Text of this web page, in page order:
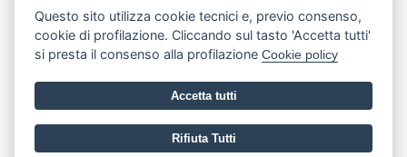
Via Duccio Galimberti, 50 - 12030 Manta CN
SDI W7YVJK9
P.IVA / CF 03255250049
© Studio B&B -Studio Associato Tecnico e Topografico 2026
Questo sito utilizza cookie tecnici e, previo consenso,
cookie di profilazione. Cliccando sul tasto 'Accetta tutti'
si presta il consenso alla profilazioneCookie policy
Accetta tutti
Rifiuta Tutti